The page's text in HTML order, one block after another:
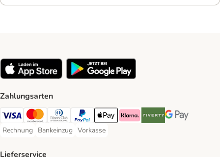
Zahlungsarten
Visa Payment Method
Mastercard Payment Method
Diners Club Payment Method
PayPal Payment Method
Apple Pay Payment Method
Klarna Payment Method
Riverty Payment Method
Google Pay
Rechnung
Rechnung Payment Method
Bankeinzug
Bankeinzug Payment Method
Vorkasse
Vorkasse Payment Method
Lieferservice